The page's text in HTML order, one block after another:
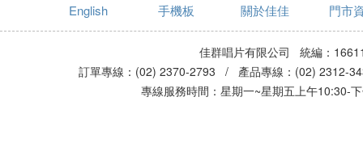
English 手機板 關於佳佳 門市
佳群唱片有限公司 統編：
訂單專線：(02) 2370-2793 / 產品專線：(02)
專線服務時間：星期一~星期五上午10:30-